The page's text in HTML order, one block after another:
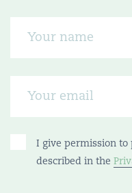
I give permission to
described in the